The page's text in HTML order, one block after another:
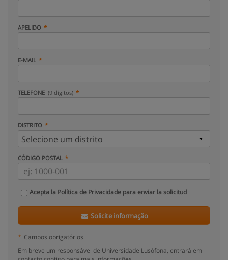
APELIDO
E-MAIL
TELEFONE (9 dígitos)
DISTRITO
CÓDIGO POSTAL
Acepta la Política de Privacidade para enviar la solicitud
Solicite informação
* Campos obrigatórios
Em breve um responsável de Universidade Lusófona, entrará em